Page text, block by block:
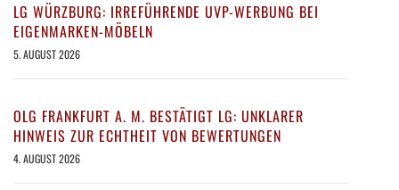
LG WÜRZBURG: IRREFÜHRENDE UVP-WERBUNG BEI
EIGENMARKEN-MÖBELN
5. AUGUST 2026
OLG FRANKFURT A. M. BESTÄTIGT LG: UNKLARER
HINWEIS ZUR ECHTHEIT VON BEWERTUNGEN
4. AUGUST 2026